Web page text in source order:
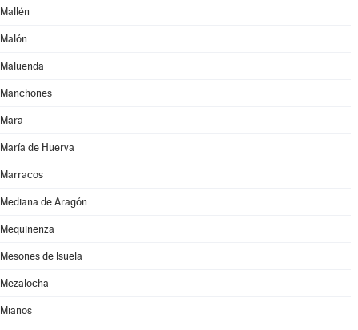
Mallén
Malón
Maluenda
Manchones
Mara
María de Huerva
Marracos
Mediana de Aragón
Mequinenza
Mesones de Isuela
Mezalocha
Mianos